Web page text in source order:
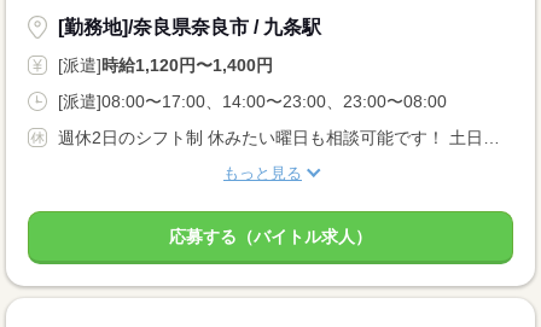
[勤務地]/奈良県奈良市 / 九条駅
[派遣]時給1,120円〜1,400円
[派遣]08:00〜17:00、14:00〜23:00、23:00〜08:00
もっと見る
応募する（バイトル求人）